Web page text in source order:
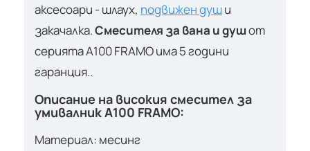
аксесоари - шлаух, подвижен души
закачалка.Смесителя за вана и душот
серията A100 FRAMO има 5 години
гаранция..
Описание на високия смесител за
умивалник A100 FRAMO:
Материал: месинг